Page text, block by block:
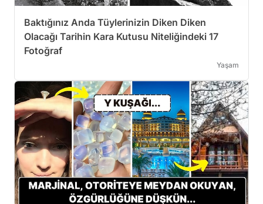
Baktığınız Anda Tüylerinizin Diken Diken
Olacağı Tarihin Kara Kutusu Niteliğindeki 17
Fotoğraf
Yaşam